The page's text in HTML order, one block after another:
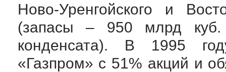
Ново-Уренгойского и
(запасы – 950 млрд
конденсата). В 1995
«Газпром» с 51% акций и